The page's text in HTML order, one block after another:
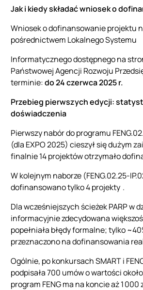
Jak i kiedy składać wniosek o
Wniosek o dofinansowanie projektu
pośrednictwem Lokalnego Systemu
Informatycznego dostępnego na
Państwowej Agencji Rozwoju
terminie:do 24 czerwca 2025 r.
Przebieg pierwszych edycji:
doświadczenia
Pierwszy nabór do programu
(dla EXPO 2025) cieszył się dużym
finalnie 14 projektów otrzymało
W kolejnym naborze
dofinansowano tylko 4 projekty .
Dla wcześniejszych ścieżek PARP w
informacyjnie zdecydowana
popełniała błędy formalne; tylko
przeznaczono na dofinansowania
Ogólnie, po konkursach SMART i
podpisała 700 umów o wartości
program FENG ma na koncie aż 1